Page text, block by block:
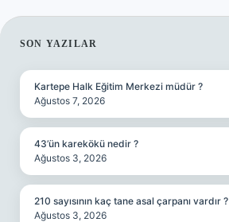
SIDEBAR
SON YAZILAR
Kartepe Halk Eğitim Merkezi müdür ?
Ağustos 7, 2026
43’ün karekökü nedir ?
Ağustos 3, 2026
210 sayısının kaç tane asal çarpanı vardır ?
Ağustos 3, 2026